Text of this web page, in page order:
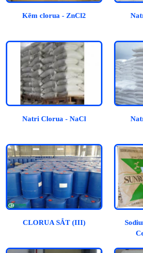
Kẽm clorua - ZnCl2
Natri Clorua - NaCl
CLORUA SẮT (III)